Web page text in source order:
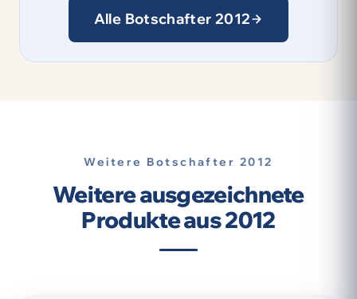
Alle Botschafter 2012
Weitere Botschafter 2012
Weitere ausgezeichnete
Produkte aus 2012